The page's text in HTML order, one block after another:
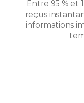
Entre 95 % et
reçus
informations